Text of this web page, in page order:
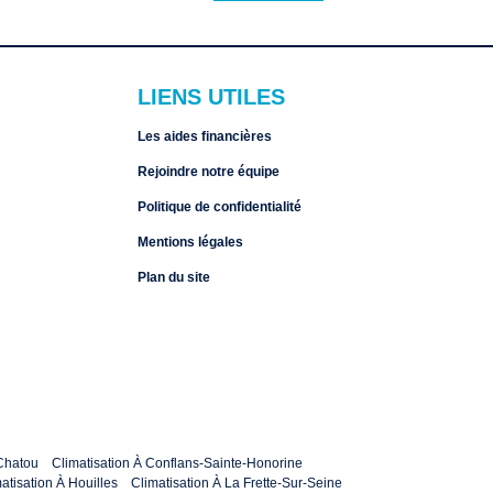
LIENS UTILES
Les aides financières
Rejoindre notre équipe
Politique de confidentialité
Mentions légales
Plan du site
Climatisation À Conflans-Sainte-Honorine
À Houilles Climatisation À La Frette-Sur-Seine